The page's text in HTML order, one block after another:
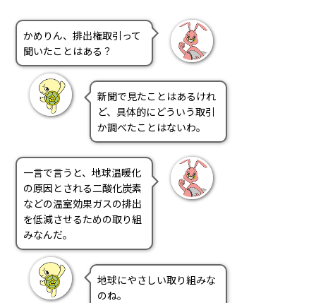
コンサルティング
PRA原則
Q & A
お問い合わせ
年間休刊日
サイトマップ
採用情報
English Website
瑞姆亜太能源諮問(北京)
Rim Energy Media(韓国語)
かめりん、排出権取引って
聞いたことはある？
新聞で見たことはあるけれ
ど、具体的にどういう取引
か調べたことはないわ。
一言で言うと、地球温暖化
の原因とされる二酸化炭素
などの温室効果ガスの排出
を低減させるための取り組
みなんだ。
地球にやさしい取り組みな
のね。